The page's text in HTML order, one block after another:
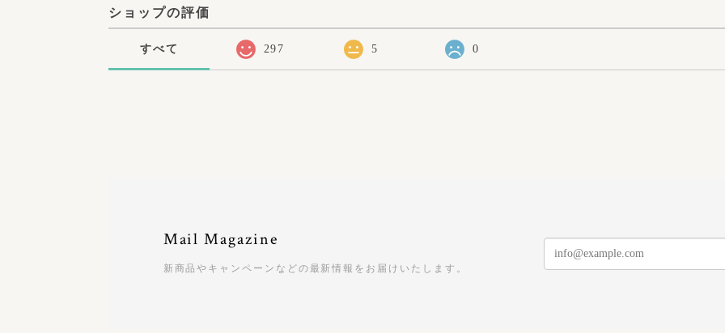
ショップの評価
すべて 297 5 0
Mail Magazine
新商品やキャンペーンなどの最新情報をお届けいたします。